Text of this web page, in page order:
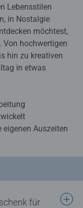
Lebensstilen
in Nostalgie
möchtest,
Von hochwertigen
hin zu kreativen
in etwas
Auszeiten
für